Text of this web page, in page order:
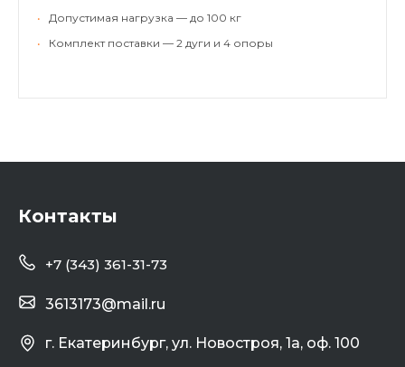
•
Допустимая нагрузка — до 100 кг
•
Комплект поставки — 2 дуги и 4 опоры
Контакты
+7 (343) 361-31-73
г. Екатеринбург, ул. Новостроя, 1а, оф. 100
3613173@mail.ru